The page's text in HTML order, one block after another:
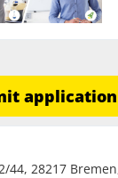
application
44, 28217